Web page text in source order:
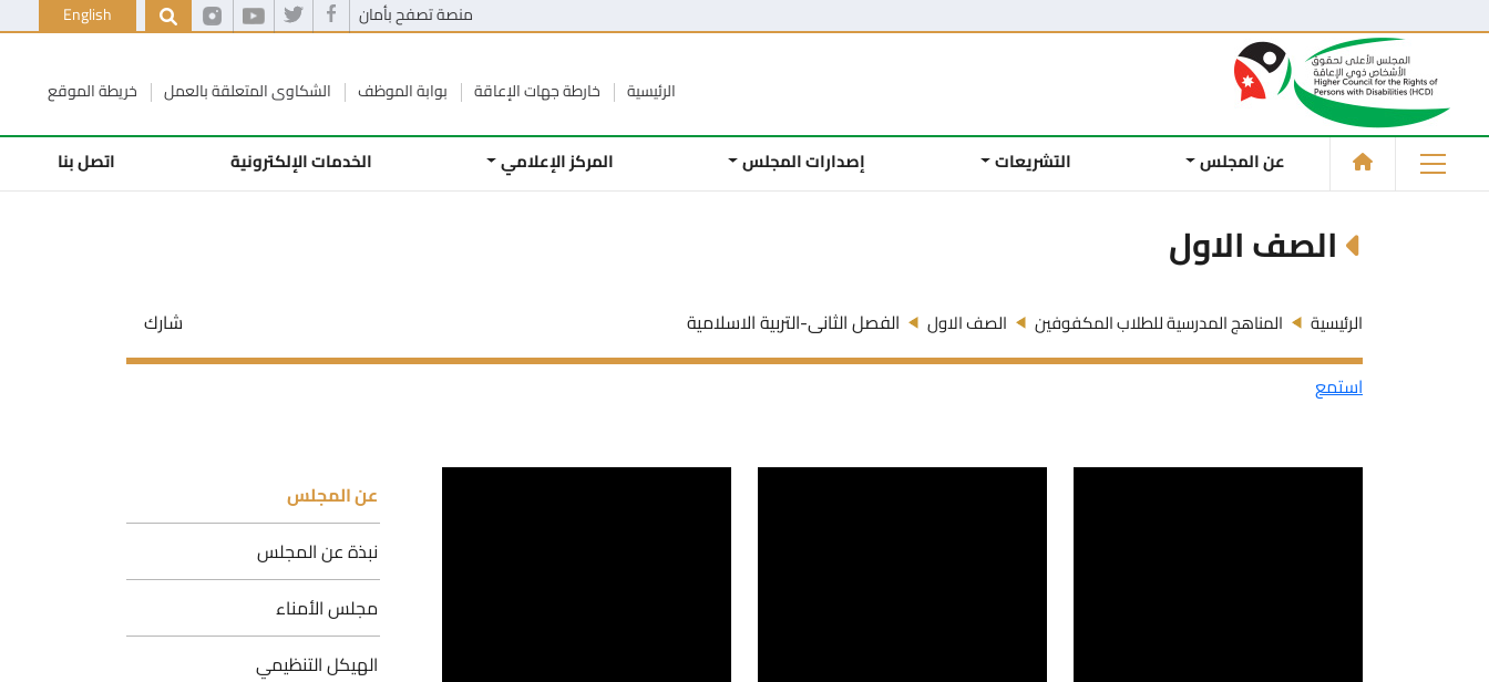
منصة تصفح بأمان English
الرئيسية خارطة جهات الإعاقة بوابة الموظف الشكاوى المتعلقة بالعمل خريطة الموقع
عن المجلس التشريعات إصدارات المجلس المركز الإعلامي الخدمات الإلكترونية اتصل بنا
الصف الاول
الرئيسية المناهج المدرسية للطلاب المكفوفين الصف الاول الفصل الثانى-التربية الاسلامية
شارك
استمع
عن المجلس
نبذة عن المجلس
مجلس الأمناء
الهيكل التنظيمي